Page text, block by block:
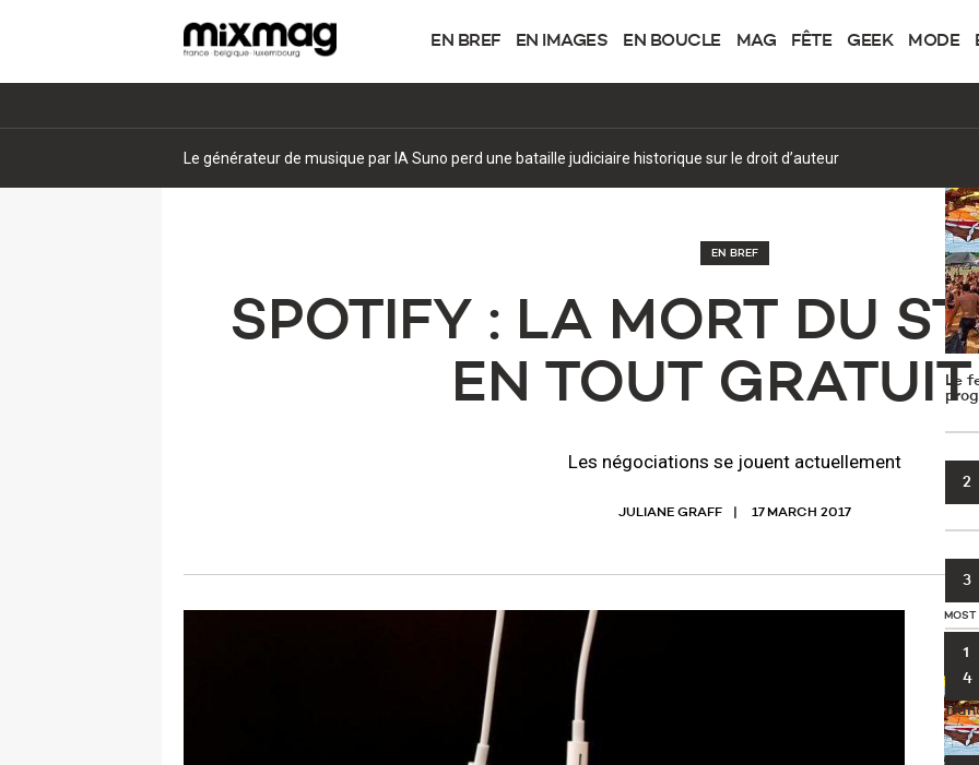
EN BREF EN IMAGES EN BOUCLE MAG FÊTE GEEK MODE
Esperanzah! pourrait-il quitter l'Abbaye de Floreffe ? Un avenir en question malgré l'attachement au site
EN BREF
SPOTIFY : LA MORT DU
EN TOUT
Les négociations se jouent actuellement
JULIANE GRAFF 17 MARCH 2017
MOST
1
Le
2
3
4